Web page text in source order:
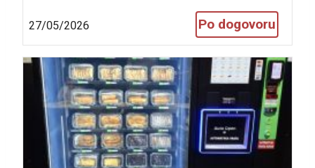
27/05/2026 Po dogovoru